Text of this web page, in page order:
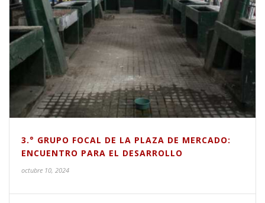
3.° GRUPO FOCAL DE LA PLAZA DE MERCADO:
ENCUENTRO PARA EL DESARROLLO
octubre 10, 2024